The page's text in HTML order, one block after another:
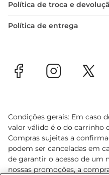
Política de troca e
Política de entrega
Condições gerais: Em caso
valor válido é o do carrinho
Compras sujeitas a
podem ser canceladas em
de garantir o acesso de um
nossas promoções, a